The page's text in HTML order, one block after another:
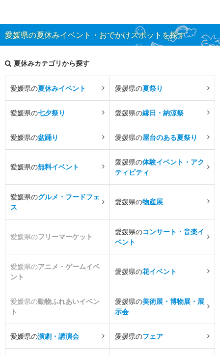
愛媛県の夏休みイベント・おでかけスポットを探す
夏休みカテゴリから探す
愛媛県の夏休みイベント 愛媛県の夏祭り
愛媛県の七夕祭り 愛媛県の縁日・納涼祭
愛媛県の盆踊り 愛媛県の屋台のある夏祭り
愛媛県の無料イベント
愛媛県の体験イベント・アク
ティビティ
愛媛県のグルメ・フードフェ
ス
愛媛県の物産展
愛媛県のフリーマーケット
愛媛県のコンサート・音楽イ
ベント
愛媛県のアニメ・ゲームイベ
ント
愛媛県の花イベント
愛媛県の動物ふれあいイベン
ト
愛媛県の美術展・博物展・展
示会
愛媛県の演劇・講演会 愛媛県のフェア